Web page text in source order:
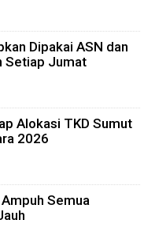
Dipakai ASN dan
Setiap Jumat
Alokasi TKD Sumut
2026
Semua